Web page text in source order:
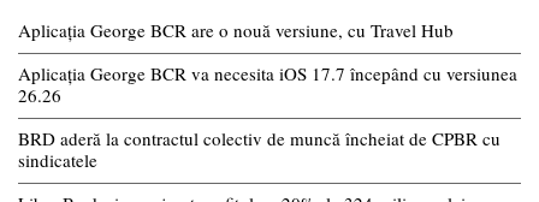
Aplicația George BCR are o nouă versiune, cu Travel Hub
Aplicația George BCR va necesita iOS 17.7 începând cu versiunea
26.26
BRD aderă la contractul colectiv de muncă încheiat de CPBR cu
sindicatele